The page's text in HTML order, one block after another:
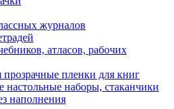
журналов
атласов, рабочих
пленки для книг
настольные наборы, стаканчики
наполнения